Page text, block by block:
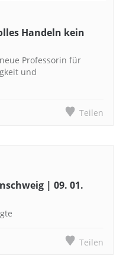
Handeln kein
Professorin für
und
Teilen
| 09. 01.
Teilen